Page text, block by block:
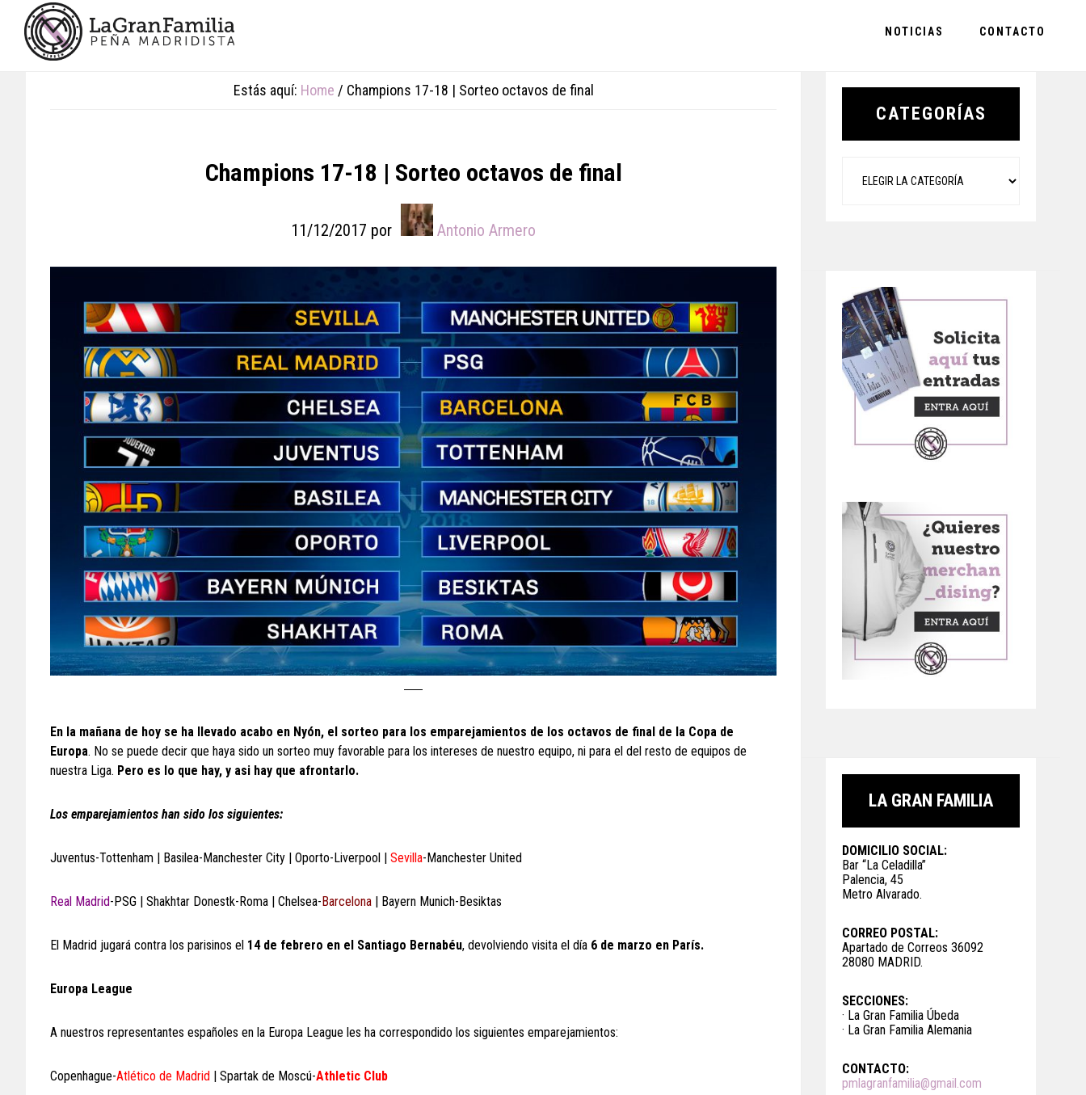
primary
footer
NOTICIAS CONTACTO
Estás aquí: Home / Champions 17-18 | Sorteo octavos de final
Champions 17-18 | Sorteo octavos de final
11/12/2017 por Antonio Armero
En la mañana de hoy se ha llevado acabo en Nyón, el sorteo para los emparejamientos de los octavos de final de la Copa de
Europa. No se puede decir que haya sido un sorteo muy favorable para los intereses de nuestro equipo, ni para el del resto de equipos de
nuestra Liga. Pero es lo que hay, y asi hay que afrontarlo.
Los emparejamientos han sido los siguientes:
Juventus-Tottenham | Basilea-Manchester City | Oporto-Liverpool | Sevilla-Manchester United
Real Madrid-PSG | Shakhtar Donestk-Roma | Chelsea-Barcelona | Bayern Munich-Besiktas
El Madrid jugará contra los parisinos el 14 de febrero en el Santiago Bernabéu, devolviendo visita el día 6 de marzo en París.
Europa League
A nuestros representantes españoles en la Europa League les ha correspondido los siguientes emparejamientos:
Copenhague-Atlético de Madrid | Spartak de Moscú-Athletic Club
Primary
CATEGORÍAS
LA GRAN FAMILIA
DOMICILIO SOCIAL:
Bar “La Celadilla”
Palencia, 45
Metro Alvarado.
CORREO POSTAL:
Apartado de Correos 36092
28080 MADRID.
SECCIONES:
· La Gran Familia Úbeda
· La Gran Familia Alemania
CONTACTO:
pmlagranfamilia@gmail.com